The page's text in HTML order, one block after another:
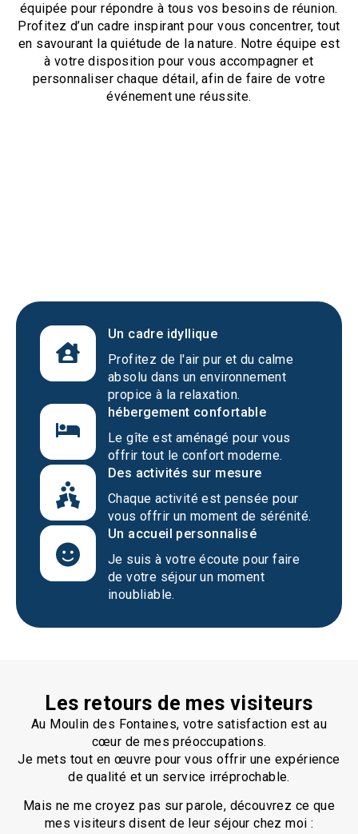
équipée pour répondre à tous vos besoins de réunion.
Profitez d’un cadre inspirant pour vous concentrer, tout
en savourant la quiétude de la nature. Notre équipe est
à votre disposition pour vous accompagner et
personnaliser chaque détail, afin de faire de votre
événement une réussite.
Un cadre idyllique
Profitez de l'air pur et du calme
absolu dans un environnement
propice à la relaxation.
hébergement confortable
Le gîte est aménagé pour vous
offrir tout le confort moderne.
Des activités sur mesure
Chaque activité est pensée pour
vous offrir un moment de sérénité.
Un accueil personnalisé
Je suis à votre écoute pour faire
de votre séjour un moment
inoubliable.
Les retours de mes visiteurs
Au Moulin des Fontaines, votre satisfaction est au
cœur de mes préoccupations.
Je mets tout en œuvre pour vous offrir une expérience
de qualité et un service irréprochable.
Mais ne me croyez pas sur parole, découvrez ce que
mes visiteurs disent de leur séjour chez moi :